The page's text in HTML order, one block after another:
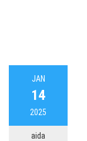
JAN
14
2025
aida